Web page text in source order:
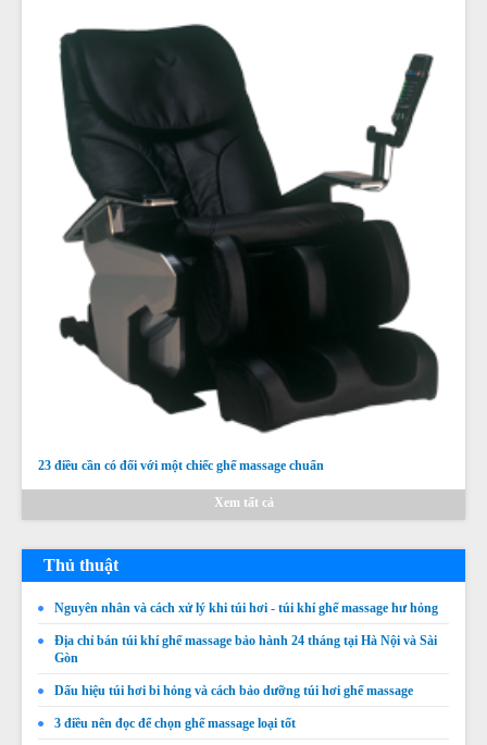
23 điều cần có đối với một chiếc ghế massage chuẩn
Xem tất cả
Thủ thuật
Nguyên nhân và cách xử lý khi túi hơi - túi khí ghế massage hư hỏng
Địa chỉ bán túi khí ghế massage bảo hành 24 tháng tại Hà Nội và Sài
Gòn
Dấu hiệu túi hơi bi hỏng và cách bảo dưỡng túi hơi ghế massage
3 điều nên đọc để chọn ghế massage loại tốt
Thay da thay túi khí ghế massage OSAKA
Giá:Liên hệ